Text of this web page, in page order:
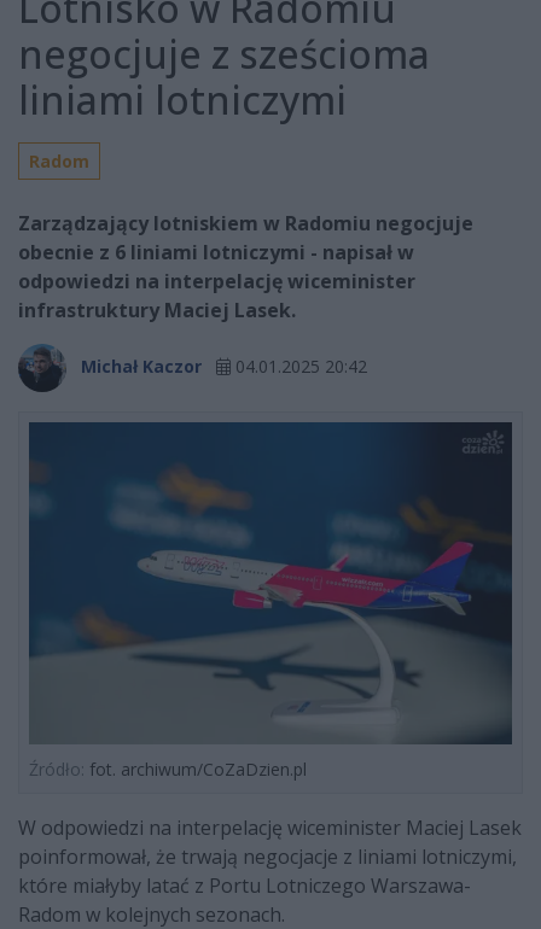
negocjuje z sześcioma
liniami lotniczymi
Radom
Zarządzający lotniskiem w Radomiu negocjuje
obecnie z 6 liniami lotniczymi - napisał w
odpowiedzi na interpelację wiceminister
infrastruktury Maciej Lasek.
Michał Kaczor 04.01.2025 20:42
Źródło: fot. archiwum/CoZaDzien.pl
W odpowiedzi na interpelację wiceminister Maciej Lasek
poinformował, że trwają negocjacje z liniami lotniczymi,
które miałyby latać z Portu Lotniczego Warszawa-
Radom w kolejnych sezonach.